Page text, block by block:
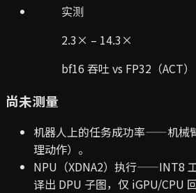
实测
2.3× – 14.3×
bf16 吞吐 vs FP32（ACT）
尚未测量
机器人上的任务成功率——机械
理动作）。
NPU（XDNA2）执行——INT8
译出 DPU 子图，仅 iGPU/CPU 回